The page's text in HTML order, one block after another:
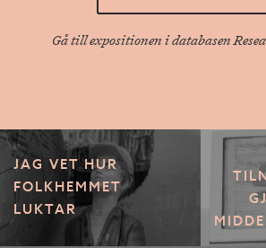
Gå till expositionen i databasen
JAG VET HUR
FOLKHEMMET
LUKTAR